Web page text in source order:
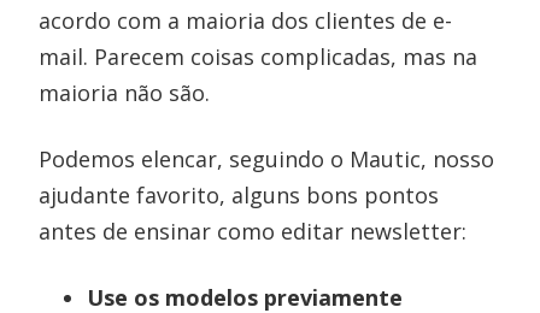
acordo com a maioria dos clientes de e-
mail. Parecem coisas complicadas, mas na
maioria não são.
Podemos elencar, seguindo o Mautic, nosso
ajudante favorito, alguns bons pontos
antes de ensinar como editar newsletter:
Use os modelos previamente